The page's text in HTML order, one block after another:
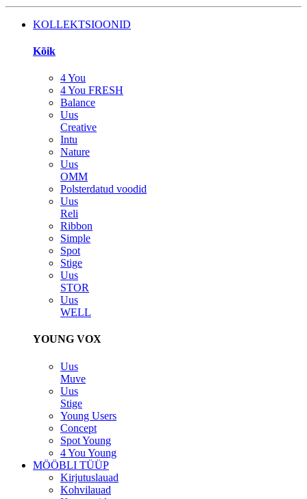
KOLLEKTSIOONID
Kõik
4 You
4 You FRESH
Balance
Uus
Creative
Intu
Nature
Uus
OMM
Polsterdatud voodid
Uus
Reli
Ribbon
Simple
Spot
Stige
Uus
STOR
Uus
WELL
YOUNG VOX
Uus
Muve
Uus
Stige
Young Users
Concept
Spot Young
4 You Young
MÖÖBLI TÜÜP
Kirjutuslauad
Kohvilauad